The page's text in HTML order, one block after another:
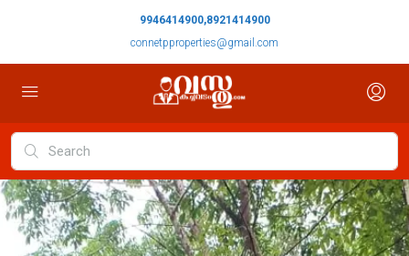
9946414900,8921414900
connetpproperties@gmail.com